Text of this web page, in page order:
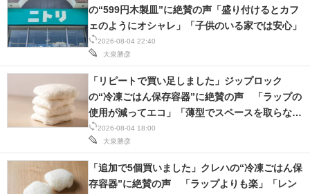
好きが集まる 比べて選べる
ビジネスと働き方のヒント
AI活用のいまが分かる
企業ITのトレンドを詳説
経営リーダーのコミュニティ
マーケ×ITの今がよく分かる
ITエンジニア向け専門サイト
2026-08-04 22:40
大泉勝彦
の“599円木製皿”に絶賛の声「盛り付けるとカフ
ェのようにオシャレ」「子供のいる家では安心」
2026-08-04 18:00
大泉勝彦
「リピートで買い足しました」ジップロック
の“冷凍ごはん保存容器”に絶賛の声 「ラップの
使用が減ってエコ」「薄型でスペースを取らな
い」
「追加で5個買いました」クレハの“冷凍ごはん保
存容器”に絶賛の声 「ラップよりも楽」「レン